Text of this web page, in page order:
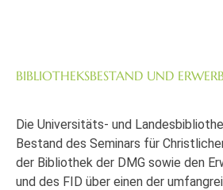
BIBLIOTHEKSBESTAND UND
Die Universitäts- und
Bestand des Seminars für
der Bibliothek der DMG sowie den
und des FID über einen der